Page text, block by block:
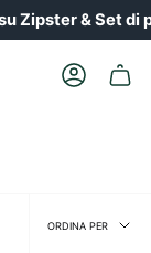
Zipster & Set di
Il
Ordina
ORDINA PER